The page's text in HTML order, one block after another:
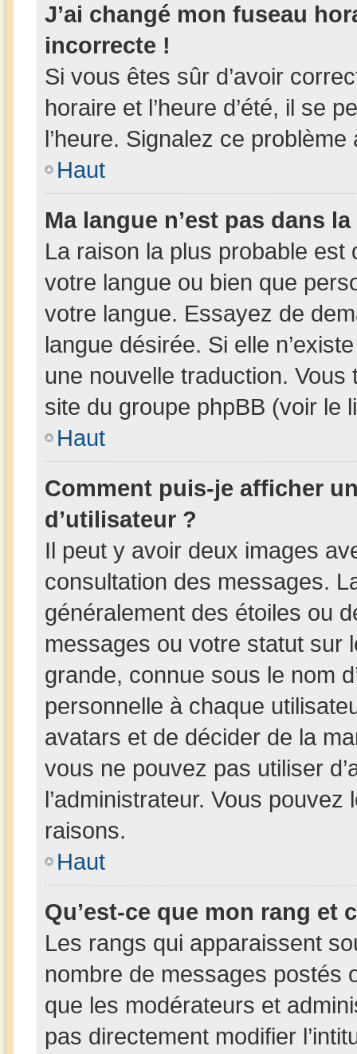
J’ai changé mon fuseau
incorrecte !
Si vous êtes sûr d’avoir
horaire et l’heure d’été, il se
l’heure. Signalez ce problème
Haut
Ma langue n’est pas dans
La raison la plus probable est
votre langue ou bien que
votre langue. Essayez de
langue désirée. Si elle
une nouvelle traduction. Vous
site du groupe phpBB (voir le
Haut
Comment puis-je afficher
d’utilisateur ?
Il peut y avoir deux images
consultation des messages.
généralement des étoiles ou
messages ou votre statut sur
grande, connue sous le nom
personnelle à chaque
avatars et de décider de la
vous ne pouvez pas utiliser
l’administrateur. Vous
raisons.
Haut
Qu’est-ce que mon rang et
Les rangs qui apparaissent
nombre de messages postés
que les modérateurs et
pas directement modifier